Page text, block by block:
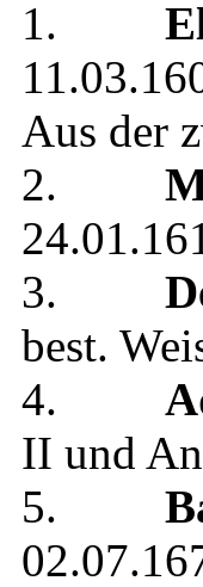
1.
Aus der
2.
3.
best.
4.
II und
5.